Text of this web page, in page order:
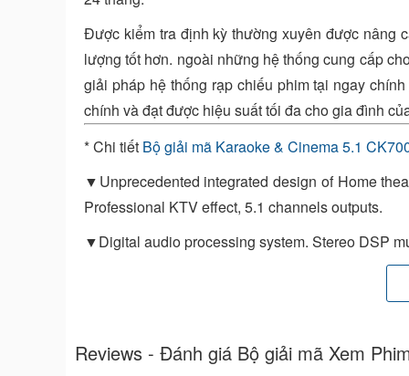
Được kiểm tra định kỳ thường xuyên được nâng
lượng tốt hơn. ngoài những hệ thống cung cấp
giải pháp hệ thống rạp chiếu phim tại ngay
chính và đạt được hiệu suất tối đa cho gia đình
* Chi tiết Bộ giải mã Karaoke & Cinema 5.1
▼Unprecedented integrated design of Home
Professional KTV effect, 5.1 channels outputs.
▼Digital audio processing system. Stereo DSP
▼3 in 1 out HDMI audio/video interfaces.
▼Limiter function for MIC inputs can avoid
Reviews - Đánh giá Bộ giải mã Xem